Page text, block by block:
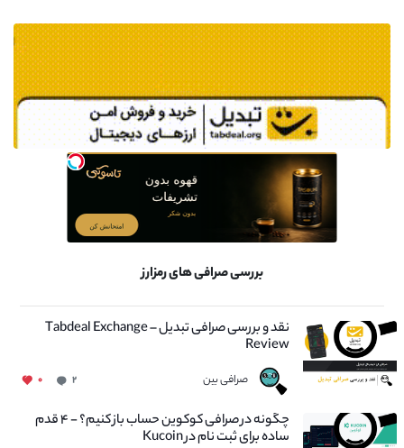
بررسی صرافی های رمزارز
نقد و بررسی صرافی تبدیل – Tabdeal Exchange
Review
صرافی بین ۲ ۰
چگونه در صرافی کوکوین حساب باز کنیم؟ - ۴ قدم
ساده برای ثبت نام در Kucoin